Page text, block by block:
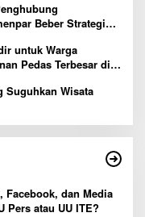
Beber Strategi
untuk Warga
Pedas Terbesar di
Suguhkan Wisata
Facebook, dan Media
Pers atau UU ITE?